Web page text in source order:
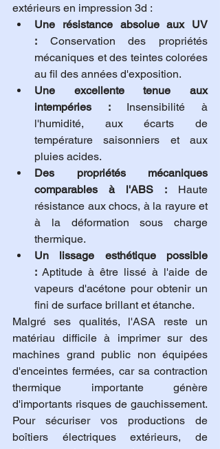
extérieurs en impression 3d :
Une résistance absolue aux UV
: Conservation des propriétés
mécaniques et des teintes colorées
au fil des années d'exposition.
Une excellente tenue aux
intempéries : Insensibilité à
l'humidité, aux écarts de
température saisonniers et aux
pluies acides.
Des propriétés mécaniques
comparables à l'ABS : Haute
résistance aux chocs, à la rayure et
à la déformation sous charge
thermique.
Un lissage esthétique possible
: Aptitude à être lissé à l'aide de
vapeurs d'acétone pour obtenir un
fini de surface brillant et étanche.
Malgré ses qualités, l'ASA reste un
matériau difficile à imprimer sur des
machines grand public non équipées
d'enceintes fermées, car sa contraction
thermique importante génère
d'importants risques de gauchissement.
Pour sécuriser vos productions de
boîtiers électriques extérieurs, de